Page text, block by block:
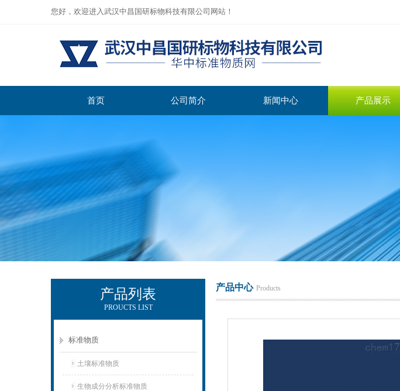
您好，欢迎进入武汉中昌国研标物科技有限公司网站！
首页 公司简介 新闻中心 产品展示
产品列表
PROUCTS LIST
标准物质
土壤标准物质
生物成分分析标准物质
产品中心 Products